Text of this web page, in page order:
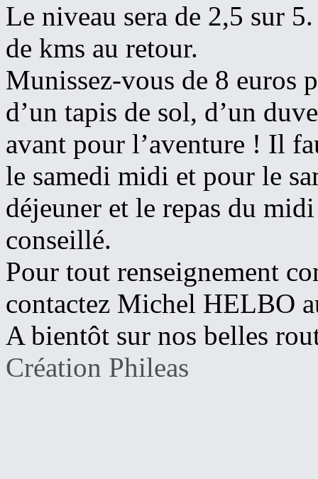
Le niveau sera de 2,5 sur
de kms au retour.
Munissez-vous de 8 euros
d’un tapis de sol, d’un
avant pour l’aventure ! Il
le samedi midi et pour le
déjeuner et le repas du
conseillé.
Pour tout renseignement
contactez Michel HELBO
A bientôt sur nos belles
Création Phileas